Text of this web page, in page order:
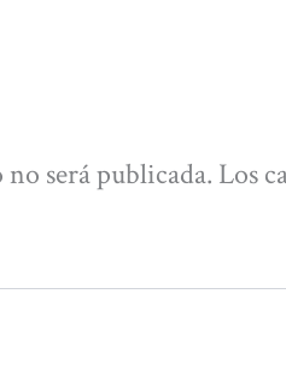
será publicada. Los